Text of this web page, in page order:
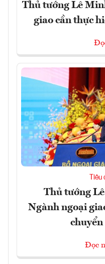
Thủ tướng Lê
giao cần thực
Thủ tướng
Ngành ngoại
Đọc